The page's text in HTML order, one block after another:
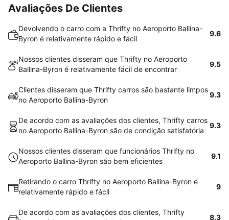
Avaliações De Clientes
Devolvendo o carro com a Thrifty no Aeroporto Ballina-
Byron é relativamente rápido e fácil
9.6
Nossos clientes disseram que Thrifty no Aeroporto
Ballina-Byron é relativamente fácil de encontrar
9.5
Clientes disseram que Thrifty carros são bastante limpos
no Aeroporto Ballina-Byron
9.3
De acordo com as avaliações dos clientes, Thrifty carros
no Aeroporto Ballina-Byron são de condição satisfatória
9.3
Nossos clientes disseram que funcionários Thrifty no
Aeroporto Ballina-Byron são bem eficientes
9.1
Retirando o carro Thrifty no Aeroporto Ballina-Byron é
relativamente rápido e fácil
9
De acordo com as avaliações dos clientes, Thrifty
8.3